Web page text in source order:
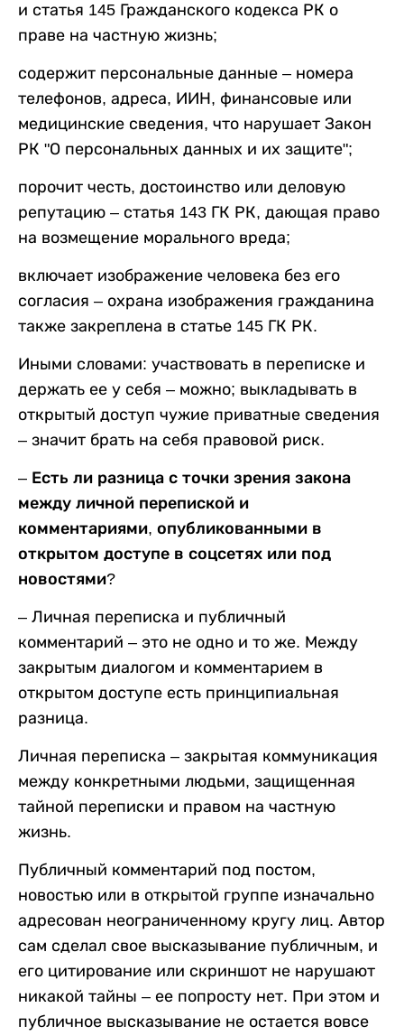
и статья 145 Гражданского кодекса РК о
праве на частную жизнь;
содержит персональные данные – номера
телефонов, адреса, ИИН, финансовые или
медицинские сведения, что нарушает Закон
РК "О персональных данных и их защите";
порочит честь, достоинство или деловую
репутацию – статья 143 ГК РК, дающая право
на возмещение морального вреда;
включает изображение человека без его
согласия – охрана изображения гражданина
также закреплена в статье 145 ГК РК.
Иными словами: участвовать в переписке и
держать ее у себя – можно; выкладывать в
открытый доступ чужие приватные сведения
– значит брать на себя правовой риск.
– Есть ли разница с точки зрения закона
между личной перепиской и
комментариями, опубликованными в
открытом доступе в соцсетях или под
новостями?
– Личная переписка и публичный
комментарий – это не одно и то же. Между
закрытым диалогом и комментарием в
открытом доступе есть принципиальная
разница.
Личная переписка – закрытая коммуникация
между конкретными людьми, защищенная
тайной переписки и правом на частную
жизнь.
Публичный комментарий под постом,
новостью или в открытой группе изначально
адресован неограниченному кругу лиц. Автор
сам сделал свое высказывание публичным, и
его цитирование или скриншот не нарушают
никакой тайны – ее попросту нет. При этом и
публичное высказывание не остается вовсе